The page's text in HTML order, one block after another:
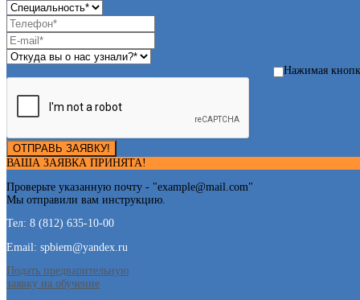
Нажимая
ОТПРАВЬ ЗАЯВКУ!
ВАША ЗАЯВКА ПРИНЯТА!
Проверьте указанную почту - "example@mail.com"
Мы отправили вам инструкцию.
Тел: 8 (812) 635-10-00
Email: spbiem@yandex.ru
Подать предварительную
заявку на обучение